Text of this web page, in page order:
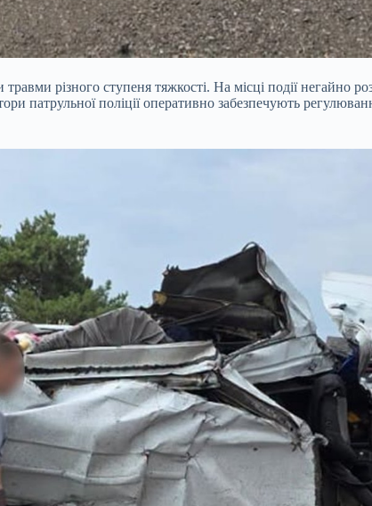
різного ступеня тяжкості. На місці події негайно
патрульної поліції оперативно забезпечують